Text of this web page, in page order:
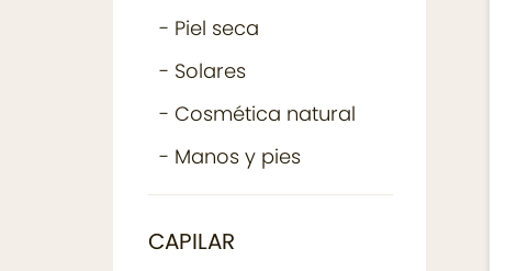
- Piel seca
- Solares
- Cosmética natural
- Manos y pies
CAPILAR